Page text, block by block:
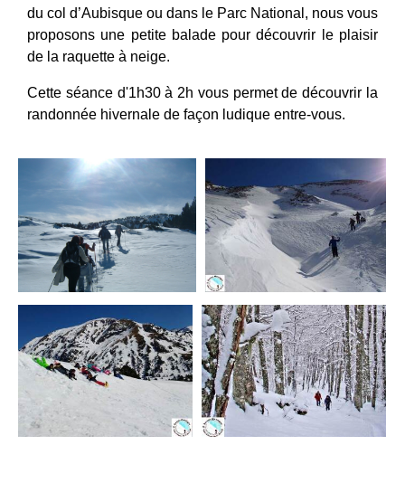
du col d’Aubisque ou dans le Parc National, nous vous
proposons une petite balade pour découvrir le plaisir
de la raquette à neige.
Cette séance d'1h30 à 2h vous permet de découvrir la
randonnée hivernale de façon ludique entre-vous.